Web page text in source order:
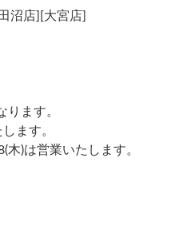
沼店][大宮店]
ます。
ます。
)は営業いたします。